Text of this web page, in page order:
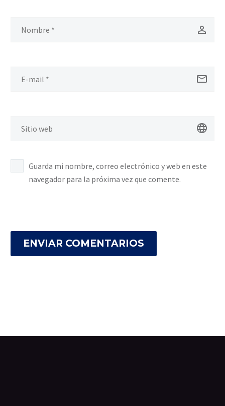
Guarda mi nombre, correo electrónico y web en este
navegador para la próxima vez que comente.
ENVIAR COMENTARIOS